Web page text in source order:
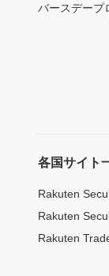
バースデープ
各国サイト
Rakuten
Rakuten
Rakuten